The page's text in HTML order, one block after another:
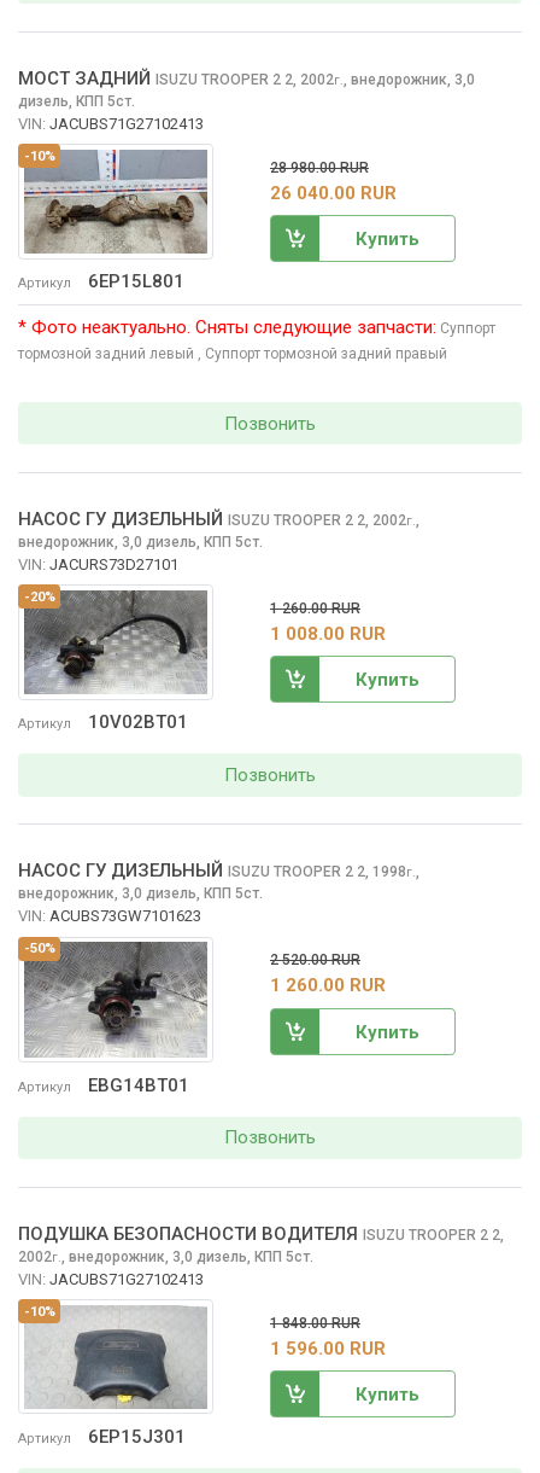
-10%
Артикул 6EP15L801
МОСТ ЗАДНИЙ ISUZU TROOPER 2 2, 2002г., внедорожник, 3,0
дизель, КПП 5ст.
VIN: JACUBS71G27102413
28 980.00 RUR
26 040.00 RUR
Купить
* Фото неактуально. Сняты следующие запчасти: Суппорт
тормозной задний левый , Суппорт тормозной задний правый
Позвонить
-20%
Артикул 10V02BT01
НАСОС ГУ ДИЗЕЛЬНЫЙ ISUZU TROOPER 2 2, 2002г.,
внедорожник, 3,0 дизель, КПП 5ст.
VIN: JACURS73D27101
1 260.00 RUR
1 008.00 RUR
Купить
Позвонить
-50%
Артикул EBG14BT01
НАСОС ГУ ДИЗЕЛЬНЫЙ ISUZU TROOPER 2 2, 1998г.,
внедорожник, 3,0 дизель, КПП 5ст.
VIN: ACUBS73GW7101623
2 520.00 RUR
1 260.00 RUR
Купить
Позвонить
-10%
Артикул 6EP15J301
ПОДУШКА БЕЗОПАСНОСТИ ВОДИТЕЛЯ ISUZU TROOPER 2 2,
2002г. внедорожник, 3,0 дизель, КПП 5ст.
VIN: JACUBS71G27102413
1 848.00 RUR
1 596.00 RUR
Купить